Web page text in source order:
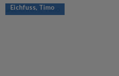
Eichfuss, Timo